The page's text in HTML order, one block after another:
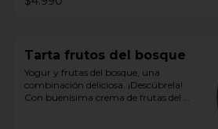
Tarta frutos del bosque
Yogur y frutas del bosque, una
combinación deliciosa. ¡Descúbrela!
Con buenísima crema de frutas del